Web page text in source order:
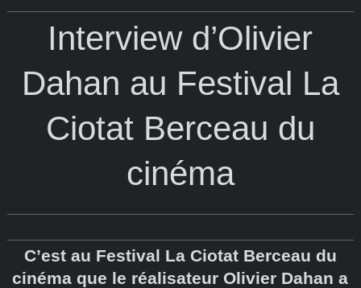
Interview d’Olivier
Dahan au Festival La
Ciotat Berceau du
cinéma
C’est au Festival La Ciotat Berceau du
cinéma que le réalisateur Olivier Dahan a